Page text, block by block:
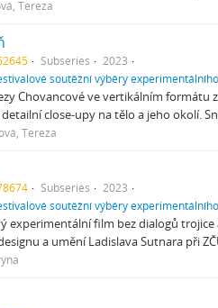
Tereza
Subseries
2023
soutěžní výběry
Chovancové ve vertikálním
close-upy na tělo a jeho okolí.
Tereza
Subseries
2023
soutěžní výběry
experimentální film bez dialogů
a umění Ladislava Sutnara při